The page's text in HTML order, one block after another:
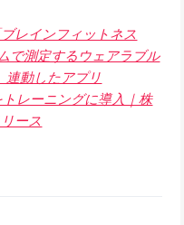
レインフィットネス
で測定するウェアラブル
連動したアプリ
レーニングに導入｜株
ース